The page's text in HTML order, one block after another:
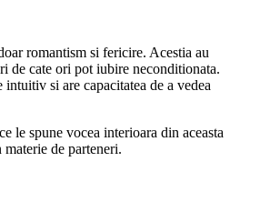
romantism si fericire. Acestia au
de cate ori pot iubire neconditionata.
intuitiv si are capacitatea de a vedea
le spune vocea interioara din aceasta
de parteneri.